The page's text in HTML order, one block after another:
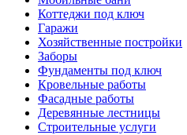
Коттеджи под ключ
Гаражи
Хозяйственные постройки
Заборы
Фундаменты под ключ
Кровельные работы
Фасадные работы
Деревянные лестницы
Строительные услуги